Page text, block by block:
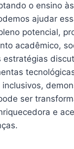
o ensino
ajudar
potencial,
acadêmico,
estratégias
ser
e